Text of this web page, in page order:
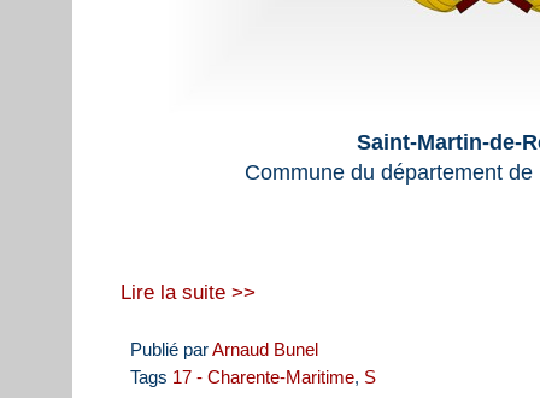
Saint-Martin-de-
Commune du département
Lire la suite >>
Publié parArnaud Bunel
Tags 17 - Charente-Maritime, S